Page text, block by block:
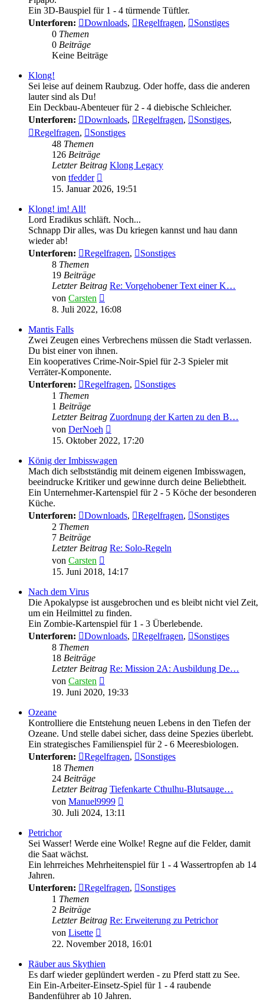
Ein 3D-Bauspiel für 1 - 4 türmende Tüftler.
Unterforen:
Downloads, Regelfragen,
Sonstiges
0 Themen
0 Beiträge
Keine Beiträge
Klong!
Sei leise auf deinem Raubzug. Oder hoffe, dass die anderen
lauter sind als Du!
Ein Deckbau-Abenteuer für 2 - 4 diebische Schleicher.
Unterforen:
Downloads, Regelfragen, Sonstiges,
Regelfragen,
Sonstiges
48 Themen
126 Beiträge
Letzter Beitrag Klong Legacy
von tfedder
Beitrag
15. Januar 2026, 19:51
Klong! im! All!
Lord Eradikus schläft. Noch...
Schnapp Dir alles, was Du kriegen kannst und hau dann
wieder ab!
Unterforen:
Regelfragen,
Sonstiges
8 Themen
19 Beiträge
Letzter Beitrag Re: Vorgehobener Text einer K…
von Carsten
Beitrag
8. Juli 2022, 16:08
Mantis Falls
Zwei Zeugen eines Verbrechens müssen die Stadt verlassen.
Du bist einer von ihnen.
Ein kooperatives Crime-Noir-Spiel für 2-3 Spieler mit
Verräter-Komponente.
Unterforen:
Regelfragen,
Sonstiges
1 Themen
1 Beiträge
Letzter Beitrag Zuordnung der Karten zu den B…
von DerNoeh
Beitrag
15. Oktober 2022, 17:20
König der Imbisswagen
Mach dich selbstständig mit deinem eigenen Imbisswagen,
beeindrucke Kritiker und gewinne durch deine Beliebtheit.
Ein Unternehmer-Kartenspiel für 2 - 5 Köche der besonderen
Küche.
Unterforen:
Downloads, Regelfragen,
Sonstiges
2 Themen
7 Beiträge
Letzter Beitrag Re: Solo-Regeln
von Carsten
Beitrag
15. Juni 2018, 14:17
Nach dem Virus
Die Apokalypse ist ausgebrochen und es bleibt nicht viel Zeit,
um ein Heilmittel zu finden.
Ein Zombie-Kartenspiel für 1 - 3 Überlebende.
Unterforen:
Downloads, Regelfragen,
Sonstiges
8 Themen
18 Beiträge
Letzter Beitrag Re: Mission 2A: Ausbildung De…
von Carsten
Beitrag
19. Juni 2020, 19:33
Ozeane
Kontrolliere die Entstehung neuen Lebens in den Tiefen der
Ozeane. Und stelle dabei sicher, dass deine Spezies überlebt.
Ein strategisches Familienspiel für 2 - 6 Meeresbiologen.
Unterforen:
Regelfragen,
Sonstiges
18 Themen
24 Beiträge
Letzter Beitrag Tiefenkarte Cthulhu-Blutsauge…
von Manuel9999
Beitrag
30. Juli 2024, 13:11
Petrichor
Sei Wasser! Werde eine Wolke! Regne auf die Felder, damit
die Saat wächst.
Ein lehrreiches Mehrheitenspiel für 1 - 4 Wassertropfen ab 14
Jahren.
Unterforen:
Regelfragen,
Sonstiges
1 Themen
2 Beiträge
Letzter Beitrag Re: Erweiterung zu Petrichor
von Lisette
Beitrag
22. November 2018, 16:01
Räuber aus Skythien
Es darf wieder geplündert werden - zu Pferd statt zu See.
Ein Ein-Arbeiter-Einsetz-Spiel für 1 - 4 raubende
Bandenführer ab 10 Jahren.